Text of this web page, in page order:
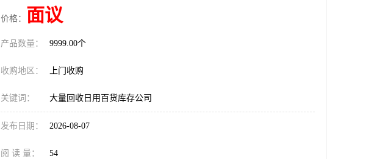
价格： 面议
产品数量： 9999.00个
收购地区： 上门收购
关键词： 大量回收日用百货库存公司
发布日期： 2026-08-07
阅 读 量： 54